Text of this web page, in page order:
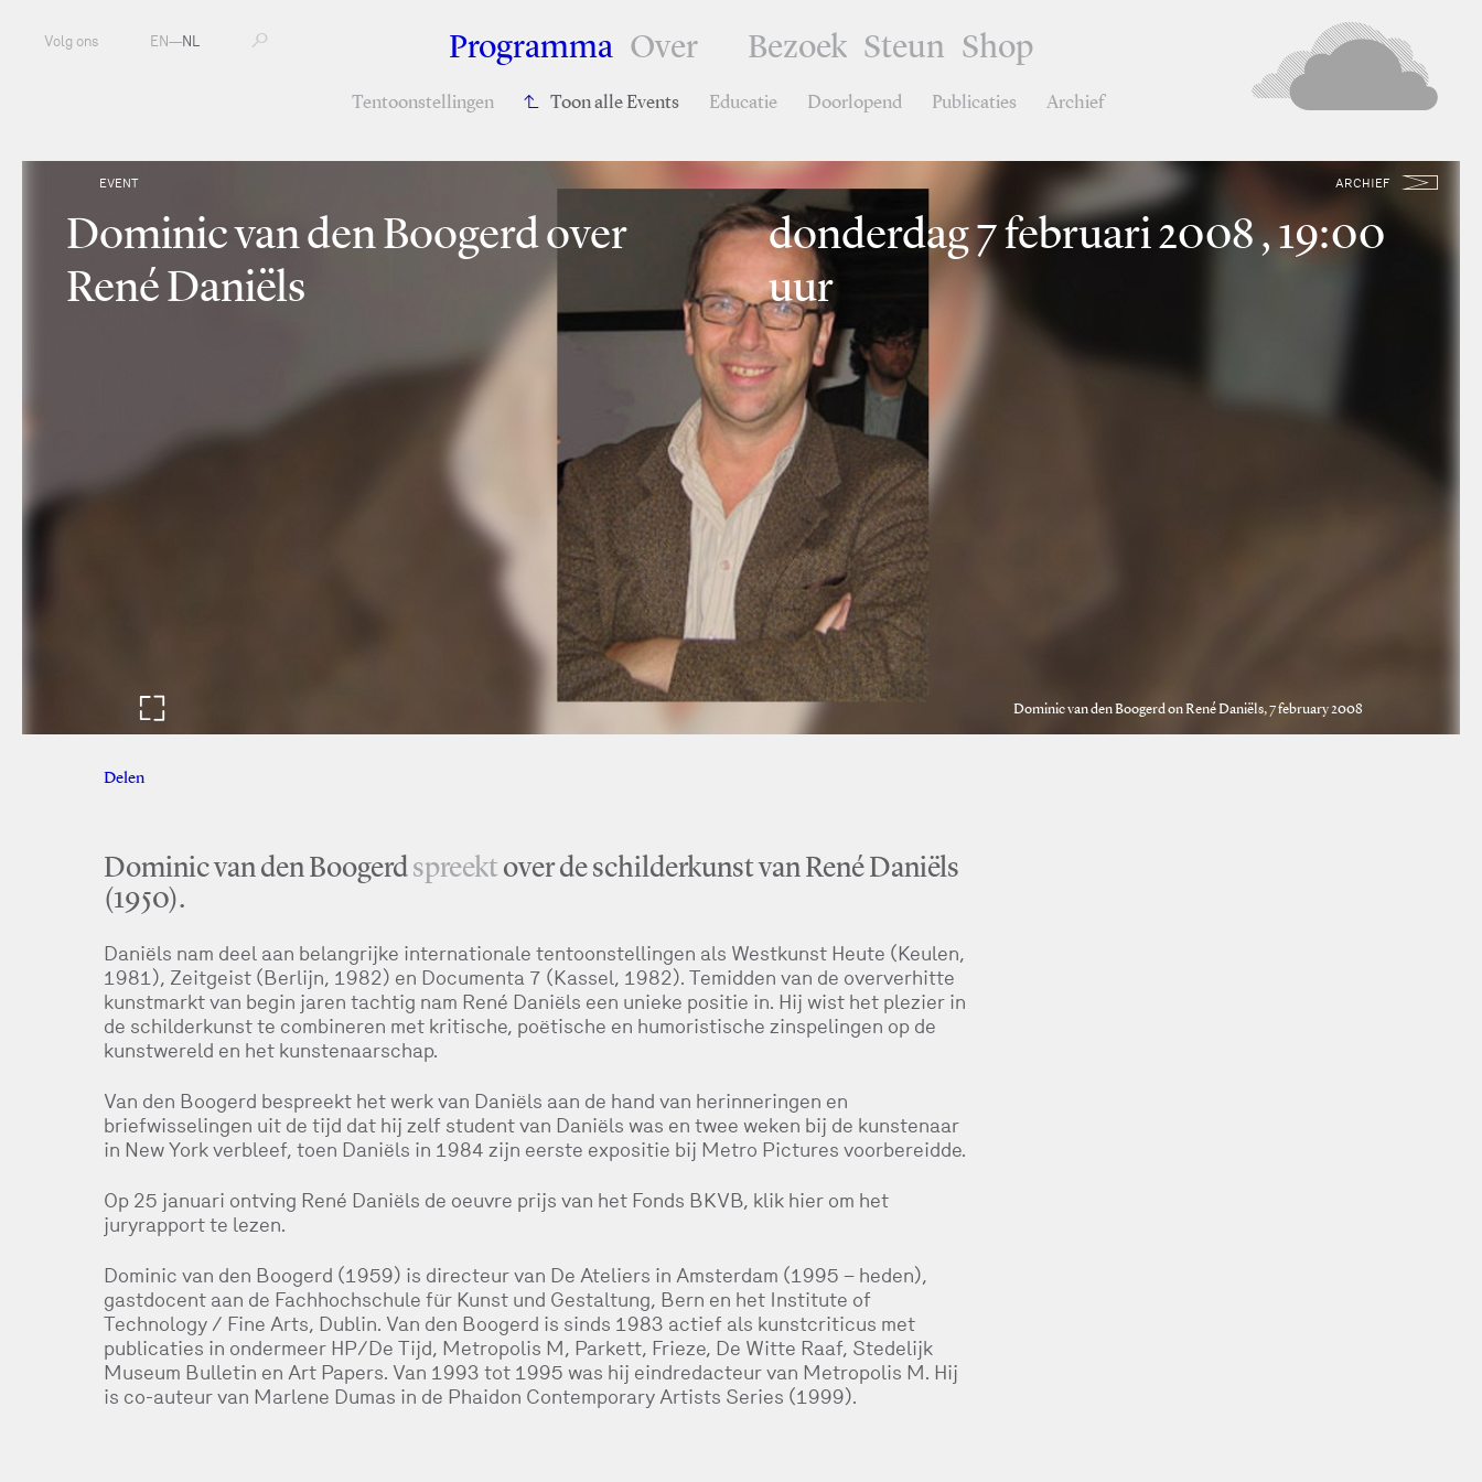
Programma Over Bezoek Steun Shop
Tentoonstellingen Toon alle Events Educatie Doorlopend Publicaties Archief
Volg ons EN—NL
EVENT ARCHIEF
Dominic van den Boogerd over
René Daniëls
donderdag 7 februari 2008 , 19:00
uur
Dominic van den Boogerd on René Daniëls, 7 february 2008
Delen
Dominic van den Boogerdspreekt over de schilderkunst van René Daniëls
(1950).
Daniëls nam deel aan belangrijke internationale tentoonstellingen als Westkunst Heute (Keulen,
1981), Zeitgeist (Berlijn, 1982) en Documenta 7 (Kassel, 1982). Temidden van de oververhitte
kunstmarkt van begin jaren tachtig nam René Daniëls een unieke positie in. Hij wist het plezier in
de schilderkunst te combineren met kritische, poëtische en humoristische zinspelingen op de
kunstwereld en het kunstenaarschap.
Van den Boogerd bespreekt het werk van Daniëls aan de hand van herinneringen en
briefwisselingen uit de tijd dat hij zelf student van Daniëls was en twee weken bij de kunstenaar
in New York verbleef, toen Daniëls in 1984 zijn eerste expositie bij Metro Pictures voorbereidde.
Op 25 januari ontving René Daniëls de oeuvre prijs van het Fonds BKVB, klik hier om het
juryrapport te lezen.
Dominic van den Boogerd (1959) is directeur van De Ateliers in Amsterdam (1995 – heden),
gastdocent aan de Fachhochschule für Kunst und Gestaltung, Bern en het Institute of
Technology / Fine Arts, Dublin. Van den Boogerd is sinds 1983 actief als kunstcriticus met
publicaties in ondermeer HP/De Tijd, Metropolis M, Parkett, Frieze, De Witte Raaf, Stedelijk
Museum Bulletin en Art Papers. Van 1993 tot 1995 was hij eindredacteur van Metropolis M. Hij
is co-auteur van Marlene Dumas in de Phaidon Contemporary Artists Series (1999).